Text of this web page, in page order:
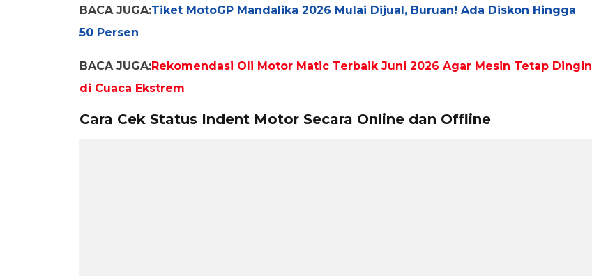
BACA JUGA:Tiket MotoGP Mandalika 2026 Mulai Dijual, Buruan! Ada Diskon Hingga
50 Persen
BACA JUGA:Rekomendasi Oli Motor Matic Terbaik Juni 2026 Agar Mesin Tetap Dingin
di Cuaca Ekstrem
Cara Cek Status Indent Motor Secara Online dan Offline